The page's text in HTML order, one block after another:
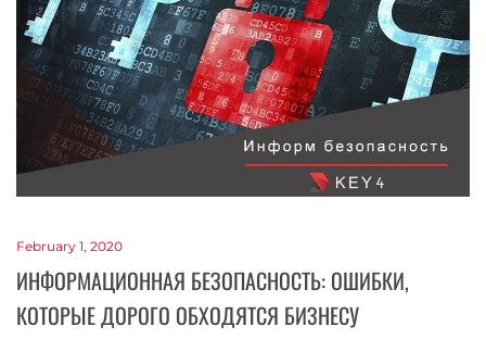
February 1, 2020
ИНФОРМАЦИОННАЯ БЕЗОПАСНОСТЬ: ОШИБКИ,
КОТОРЫЕ ДОРОГО ОБХОДЯТСЯ БИЗНЕСУ